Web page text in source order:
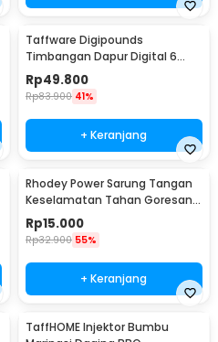
Taffware Digipounds
Timbangan Dapur Digital 6
Satuan 1kg 0.1g - i2000
Rp49.800
Rp83.900 41%
+ Keranjang
Rhodey Power Sarung Tangan
Keselamatan Tahan Goresan
Pisau - EN388
Rp15.000
Rp32.900 55%
+ Keranjang
TaffHOME Injektor Bumbu